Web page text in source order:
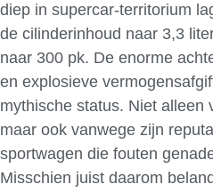
diep in supercar-territorium
de cilinderinhoud naar 3,3
naar 300 pk. De enorme
en explosieve
mythische status. Niet alleen
maar ook vanwege zijn
sportwagen die fouten
Misschien juist daarom